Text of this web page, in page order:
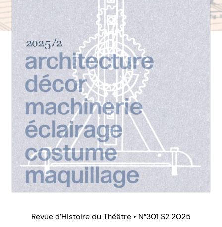
Revue d’Histoire du Théâtre • N°301 S2 2025